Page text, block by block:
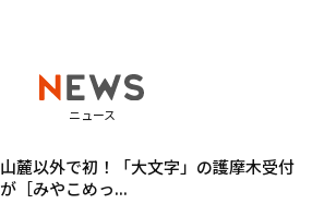
ニュース
山麓以外で初！「大文字」の護摩木受付
が［みやこめっ...